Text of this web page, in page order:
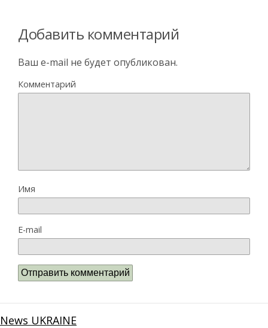
Добавить комментарий
Ваш e-mail не будет опубликован.
Комментарий
Имя
E-mail
News UKRAINE